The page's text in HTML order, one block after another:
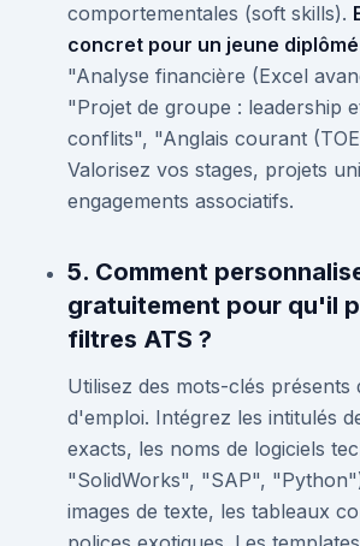
comportementales (soft skills).
concret pour un jeune
"Analyse financière (Excel
"Projet de groupe : leadership
conflits", "Anglais courant
Valorisez vos stages, projets
engagements associatifs.
5. Comment
gratuitement pour qu'il
filtres ATS ?
Utilisez des mots-clés présents
d'emploi. Intégrez les intitulés
exacts, les noms de logiciels
"SolidWorks", "SAP",
images de texte, les tableaux